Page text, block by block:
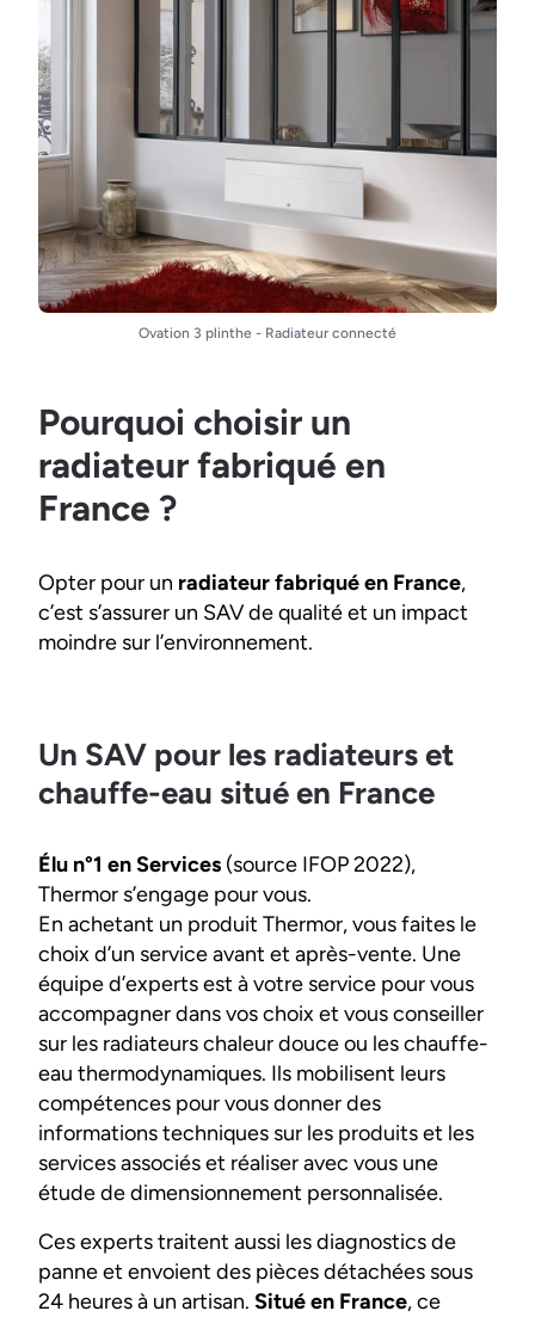
Ovation 3 plinthe - Radiateur connecté
Pourquoi choisir un
radiateur fabriqué en
France ?
Opter pour un radiateur fabriqué en France,
c’est s’assurer un SAV de qualité et un impact
moindre sur l’environnement.
Un SAV pour les radiateurs et
chauffe-eau situé en France
Élu n°1 en Services (source IFOP 2022),
Thermor s’engage pour vous.
En achetant un produit Thermor, vous faites le
choix d’un service avant et après-vente. Une
équipe d’experts est à votre service pour vous
accompagner dans vos choix et vous conseiller
sur les radiateurs chaleur douce ou les chauffe-
eau thermodynamiques. Ils mobilisent leurs
compétences pour vous donner des
informations techniques sur les produits et les
services associés et réaliser avec vous une
étude de dimensionnement personnalisée.
Ces experts traitent aussi les diagnostics de
panne et envoient des pièces détachées sous
24 heures à un artisan. Situé en France, ce